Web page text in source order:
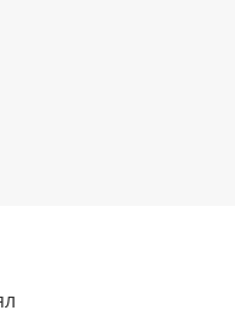
прикладывается
подробно
изготовлена,
Православной